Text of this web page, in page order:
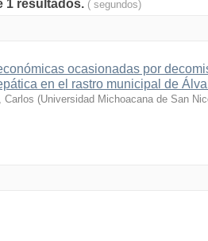
1 resultados. ( segundos)
ocasionadas por
en el rastro municipal de
Carlos (Universidad Michoacana de San